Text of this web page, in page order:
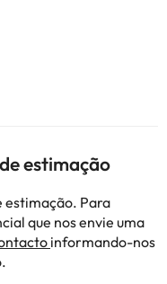
estimação
estimação. Para
que nos envie uma
informando-nos